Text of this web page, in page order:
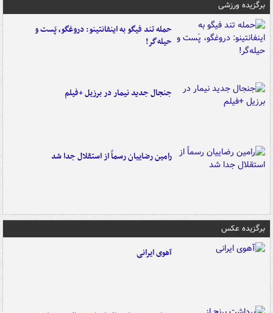
برگزیده ورزشی
حمله تند فیگو به اینفانتینو: دروغگو، پَست‌ و
حیله‌گر!
جنجال جدید نیمار در برزیل +فیلم
رامین رضاییان رسماً از استقلال جدا شد
برگزیده عکس
آهوی ایرانی